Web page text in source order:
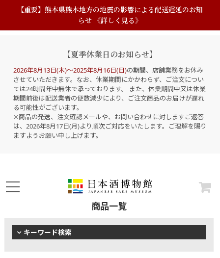
【重要】熊本県熊本地方の地震の影響による配送遅延のお知
らせ 《詳しく見る》
【夏季休業日のお知らせ】
2026年8月13日(木)～2025年8月16日(日)の期間、店舗業務をお休み
させていただきます。なお、休業期間にかかわらず、ご注文につい
ては24時間年中無休で承っております。 また、休業期間中又は休業
期間前後は配送業者の便数減少により、ご注文商品のお届けが遅れ
る可能性がございます。
※商品の発送、注文確認メールや、お問い合わせに対しますご返答
は、2026年8月17日(月)より順次ご対応をいたします。ご理解を賜り
ますようお願い申し上げます。
商品一覧
キーワード検索